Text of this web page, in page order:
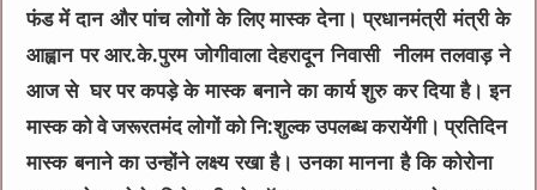
फंड में दान और पांच लोगों के लिए मास्क देना। प्रधानमंत्री मंत्री के
आह्वान पर आर.के.पुरम जोगीवाला देहरादून निवासी नीलम तलवाड़ ने
आज से घर पर कपड़े के मास्क बनाने का कार्य शुरु कर दिया है। इन
मास्क को वे जरूरतमंद लोगों को नि:शुल्क उपलब्ध करायेंगी। प्रतिदिन
मास्क बनाने का उन्होंने लक्ष्य रखा है। उनका मानना है कि कोरोना